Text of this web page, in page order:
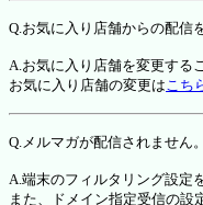
Q.お気に入り店舗からの配信
A.お気に入り店舗を変更する
お気に入り店舗の変更はこち
Q.メルマガが配信されません。
A.端末のフィルタリング設定
また、ドメイン指定受信の設